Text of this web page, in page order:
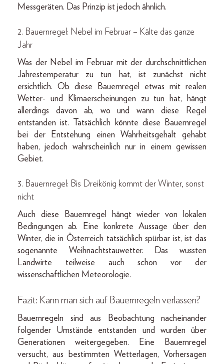
Messgeräten. Das Prinzip ist jedoch ähnlich.
2. Bauernregel: Nebel im Februar – Kälte das ganze
Jahr
Was der Nebel im Februar mit der durchschnittlichen
Jahrestemperatur zu tun hat, ist zunächst nicht
ersichtlich. Ob diese Bauernregel etwas mit realen
Wetter- und Klimaerscheinungen zu tun hat, hängt
allerdings davon ab, wo und wann diese Regel
entstanden ist. Tatsächlich könnte diese Bauernregel
bei der Entstehung einen Wahrheitsgehalt gehabt
haben, jedoch wahrscheinlich nur in einem gewissen
Gebiet.
3. Bauernregel: Bis Dreikönig kommt der Winter, sonst
nicht
Auch diese Bauernregel hängt wieder von lokalen
Bedingungen ab. Eine konkrete Aussage über den
Winter, die in Österreich tatsächlich spürbar ist, ist das
sogenannte Weihnachtstauwetter. Das wussten
Landwirte teilweise auch schon vor der
wissenschaftlichen Meteorologie.
Fazit: Kann man sich auf Bauernregeln verlassen?
Bauernregeln sind aus Beobachtung nacheinander
folgender Umstände entstanden und wurden über
Generationen weitergegeben. Eine Bauernregel
versucht, aus bestimmten Wetterlagen, Vorhersagen